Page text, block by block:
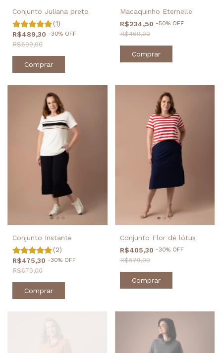
Conjunto Juliana preto
(1)
R$489,30 -30% OFF
R$699,00
Comprar
Macaquinho Eternelle
R$234,50 -50% OFF
R$469,00
Comprar
Conjunto Instante
(2)
R$475,30 -30% OFF
R$679,00
Comprar
Conjunto Flor de lótus
R$405,30 -30% OFF
R$579,00
Comprar